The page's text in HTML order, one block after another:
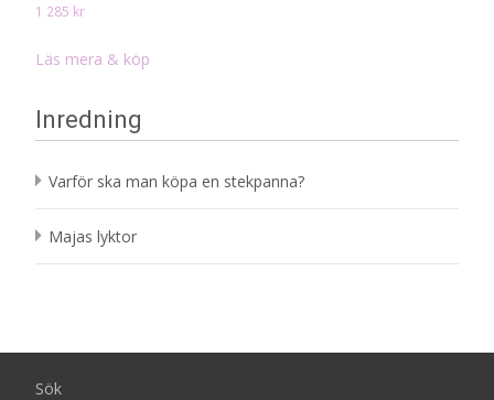
1 285 kr
Läs mera & köp
Inredning
Varför ska man köpa en stekpanna?
Majas lyktor
Sök